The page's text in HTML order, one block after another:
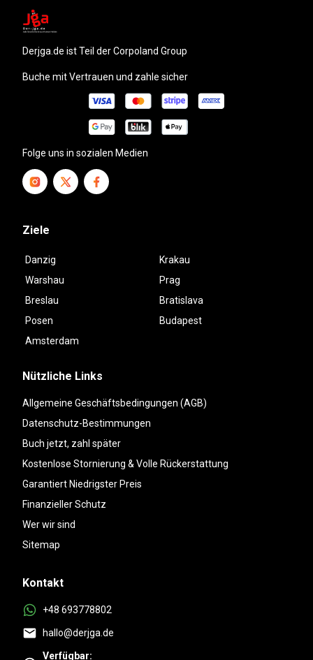
derjga.de ist Teil der Corpoland Group
Buche mit Vertrauen und zahle sicher
Folge uns in sozialen Medien
Ziele
Danzig
Krakau
Warshau
Prag
Breslau
Bratislava
Posen
Budapest
Amsterdam
Nützliche Links
Allgemeine Geschäftsbedingungen (AGB)
Datenschutz-Bestimmungen
Buch jetzt, zahl später
Kostenlose Stornierung & Volle Rückerstattung
Garantiert Niedrigster Preis
Finanzieller Schutz
Wer wir sind
Sitemap
Kontakt
+48 693778802
hallo@derjga.de
Verfügbar: